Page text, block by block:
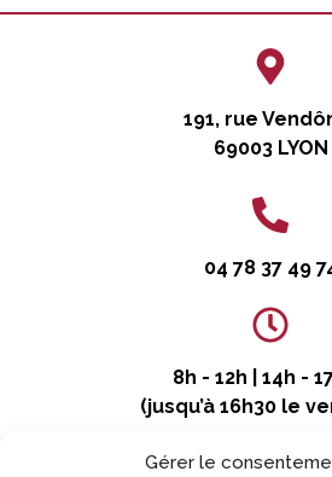
Gérer le
191, rue
69003 LYON
04 78 37 49
8h - 12h | 14h -
(jusqu’à 16h30 le